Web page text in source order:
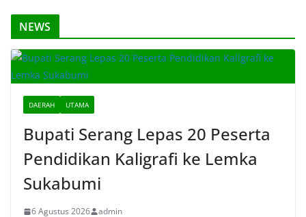
NEWS
DAERAH UTAMA
Bupati Serang Lepas 20 Peserta
Pendidikan Kaligrafi ke Lemka
Sukabumi
6 Agustus 2026 admin